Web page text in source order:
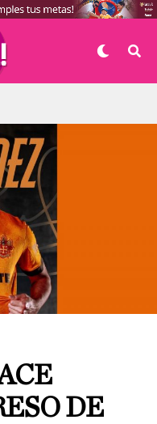
DE